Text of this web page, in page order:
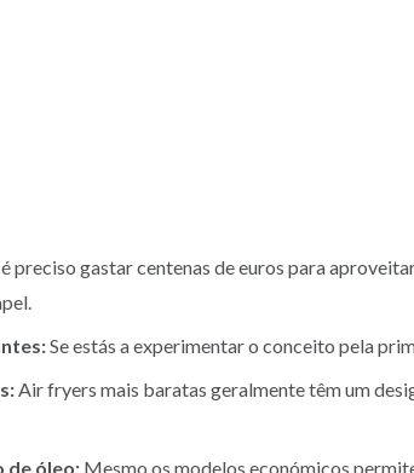
preciso gastar centenas de euros para
Se estás a experimentar o conceito pela
Air fryers mais baratas geralmente têm um
de óleo: Mesmo os modelos económicos